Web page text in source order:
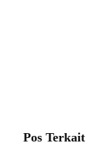
Pos Terkait